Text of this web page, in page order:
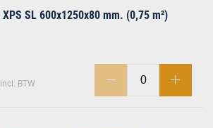
XPS SL 600x1250x80 mm. (0,75 m²)
incl. BTW